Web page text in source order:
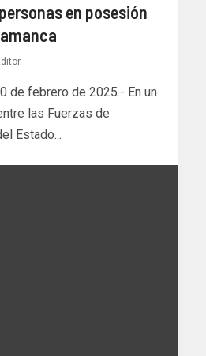
en posesión
de febrero de 2025.- En un
las Fuerzas de
Estado...